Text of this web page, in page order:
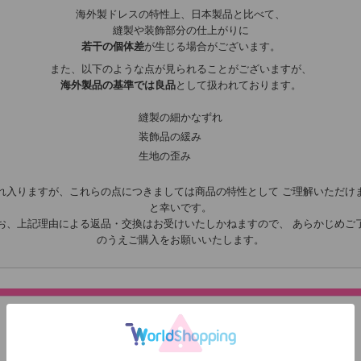
海外製ドレスの特性上、日本製品と比べて、
縫製や装飾部分の仕上がりに
若干の個体差が生じる場合がございます。
また、以下のような点が見られることがございますが、
海外製品の基準では良品として扱われております。
縫製の細かなずれ
装飾品の緩み
生地の歪み
入りますが、これらの点につきましては商品の特性として ご理解いただけ
と幸いです。
、上記理由による返品・交換はお受けいたしかねますので、 あらかじめご
のうえご購入をお願いいたします。